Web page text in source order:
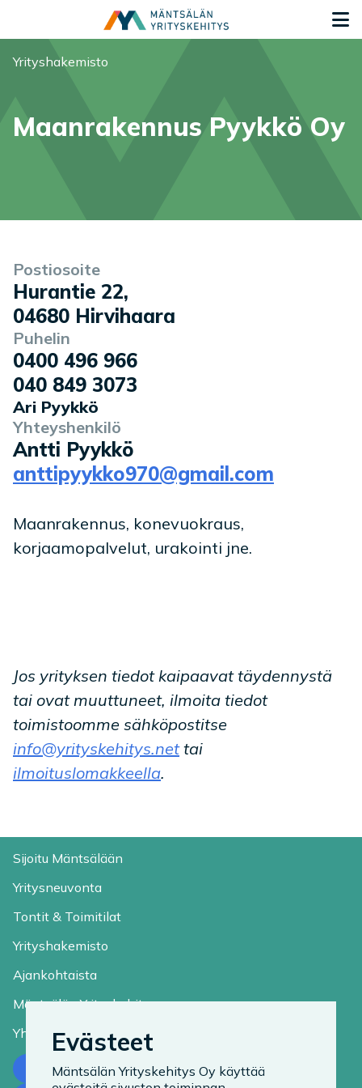
Olet tässä:
Yrityshakemisto
Maanrakennus Pyykkö Oy
Yrityksen tiedot
Postiosoite
Hurantie 22,
04680 Hirvihaara
Puhelin
0400 496 966
040 849 3073
Ari Pyykkö
Yhteyshenkilö
Antti Pyykkö
anttipyykko970@gmail.com
Palvelukuvaus
Maanrakennus, konevuokraus,
korjaamopalvelut, urakointi jne.
Jos yrityksen tiedot kaipaavat täydennystä
tai ovat muuttuneet, ilmoita tiedot
toimistoomme sähköpostitse
info@yrityskehitys.nettai
ilmoituslomakkeella.
Sijoitu Mäntsälään
Yritysneuvonta
Tontit & Toimitilat
Yrityshakemisto
Ajankohtaista
Mäntsälän Yrityskehitys
Yhteystiedot
Ota yhteyttä
Evästeet
Mäntsälän Yrityskehitys Oy käyttää